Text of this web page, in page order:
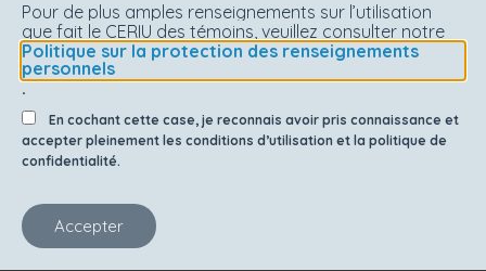
Pour de plus amples renseignements sur l’utilisation
que fait le CERIU des témoins, veuillez consulter notre
Politique sur la protection des renseignements
personnels
.
En cochant cette case, je reconnais avoir pris connaissance et
accepter pleinement les conditions d’utilisation et la politique de
confidentialité.
Accepter